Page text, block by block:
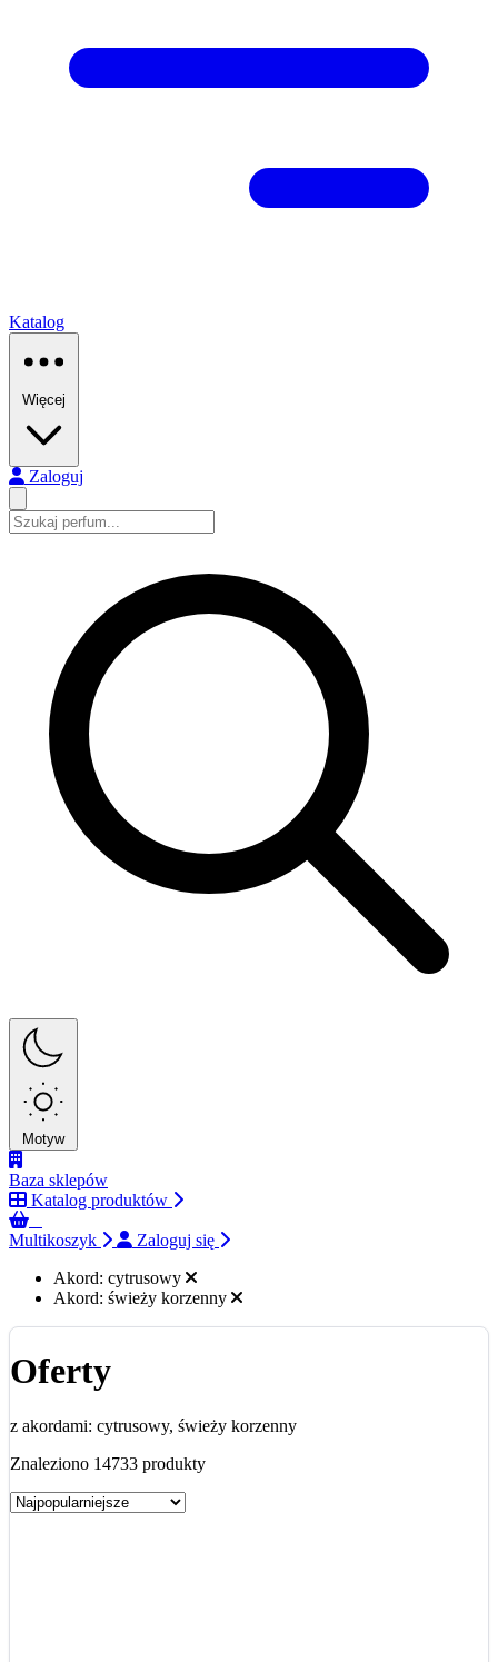
Katalog
Więcej
Zaloguj
Motyw
Baza sklepów
Katalog produktów
Multikoszyk
Zaloguj się
Akord: cytrusowy
Akord: świeży korzenny
Oferty
z akordami: cytrusowy, świeży korzenny
Znaleziono 14733 produkty